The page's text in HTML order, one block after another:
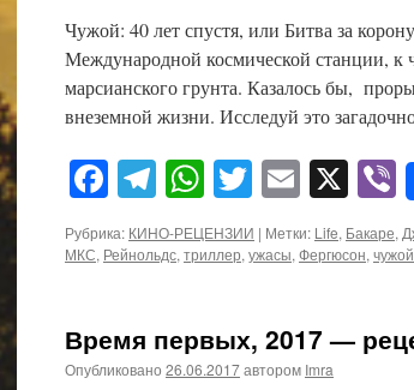
Чужой: 40 лет спустя, или Битва за
Международной космической станции, к
марсианского грунта. Казалось бы,
внеземной жизни. Исследуй это
Facebook
Telegram
WhatsApp
Twitter
Email
X
Рубрика: КИНО-РЕЦЕНЗИИ | Метки: Life, Бакаре,
МКС, Рейнольдс,триллер,ужасы,Фергюсон,чужой
Время первых, 2017 —
Опубликовано 26.06.2017автором Imra